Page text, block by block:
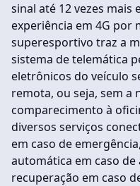
sinal até 12 vezes
experiência em 4G por
superesportivo traz a
sistema de telemática
eletrônicos do veículo
remota, ou seja, sem a
comparecimento à
diversos serviços
em caso de
automática em caso
recuperação em caso